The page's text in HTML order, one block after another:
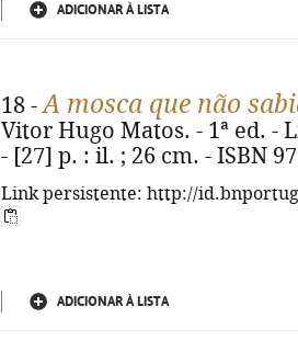
ADICIONAR À LISTA
18 -A mosca que não
Vitor Hugo Matos. - 1ª ed. -
- [27] p. : il. ; 26 cm. - ISBN
Link persistente: http://
ADICIONAR À LISTA